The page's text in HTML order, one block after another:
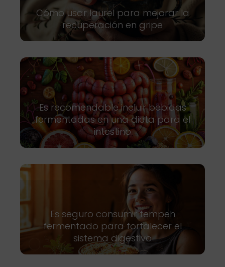
Cómo usar laurel para mejorar la
recuperación en gripe
Es recomendable incluir bebidas
fermentadas en una dieta para el
intestino
Es seguro consumir tempeh
fermentado para fortalecer el
sistema digestivo